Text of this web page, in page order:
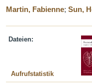
Martin, Fabienne; Sun,
Dateien:
Aufrufstatistik